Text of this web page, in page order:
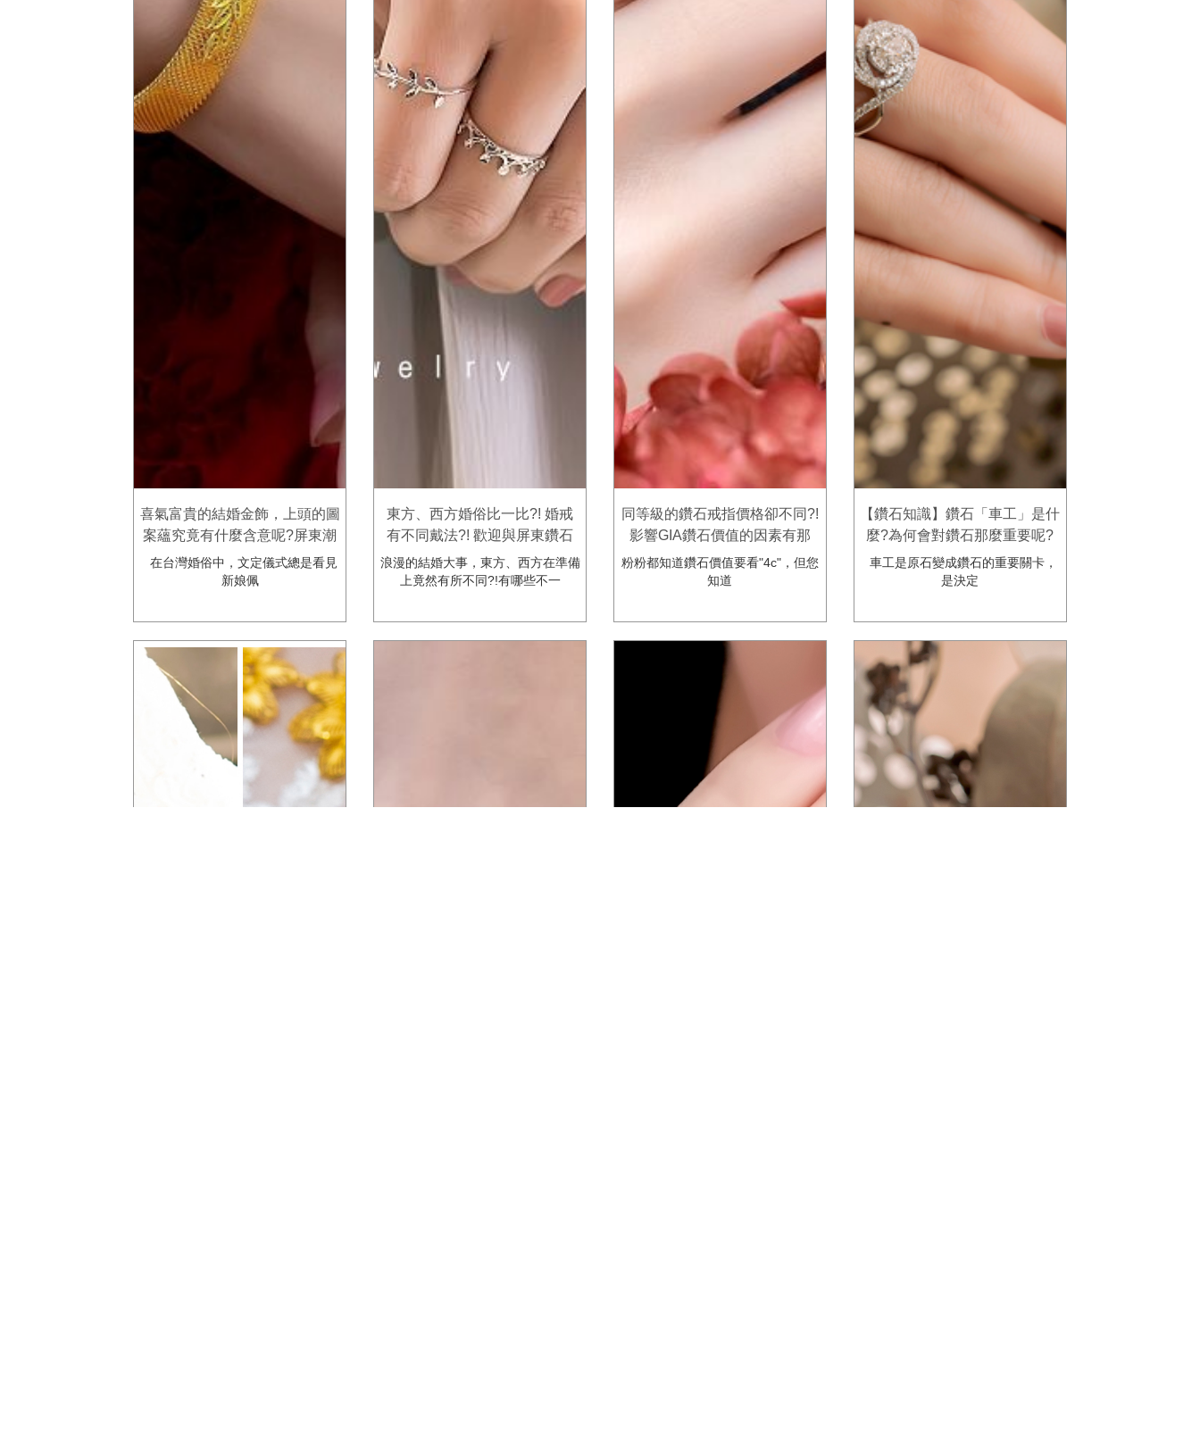
喜氣富貴的結婚金飾，上頭的圖
案蘊究竟有什麼含意呢?屏東潮
州金慶-結婚金飾鑽石鉑金珠寶
專賣店
在台灣婚俗中，文定儀式總是看見
新娘佩
東方、西方婚俗比一比?! 婚戒
有不同戴法?! 歡迎與屏東鑽石
戒指推薦-金慶珠寶一起探索囉
~~
浪漫的結婚大事，東方、西方在準備
上竟然有所不同?!有哪些不一
同等級的鑽石戒指價格卻不同?!
影響GIA鑽石價值的因素有那
些?讓屏東鑽戒推薦的金慶珠寶
帶您了解~~
粉粉都知道鑽石價值要看"4c"，但您
知道
【鑽石知識】鑽石「車工」是什
麼?為何會對鑽石那麼重要呢?
潮州金慶-結婚金飾鑽石鉑金珠
寶專賣店
車工是原石變成鑽石的重要關卡，
是決定